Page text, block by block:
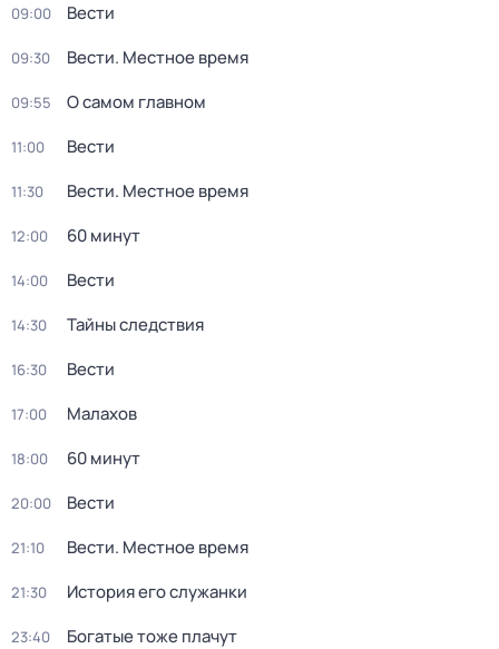
09:00 Вести
09:30 Вести. Местное время
09:55 О самом главном
11:00 Вести
11:30 Вести. Местное время
12:00 60 минут
14:00 Вести
14:30 Тайны следствия
16:30 Вести
17:00 Малахов
18:00 60 минут
20:00 Вести
21:10 Вести. Местное время
21:30 История его служанки
23:40 Богатые тоже плачут